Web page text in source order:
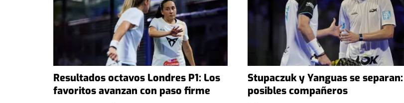
Resultados octavos Londres P1: Los
favoritos avanzan con paso firme
Stupaczuk y Yanguas se separan:
posibles compañeros